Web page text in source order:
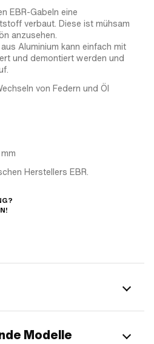
EBR-Gabeln eine
verbaut. Diese ist mühsam
anzusehen.
Aluminium kann einfach mit
und demontiert werden und
von Federn und Öl
Herstellers EBR.
Modelle